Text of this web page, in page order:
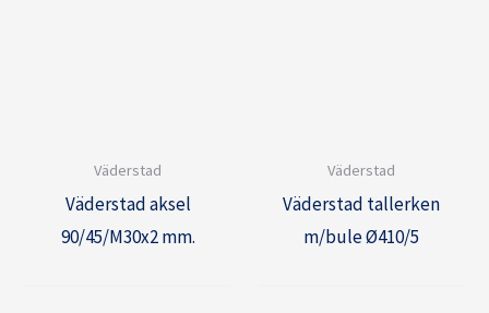
Väderstad
Väderstad aksel
90/45/M30x2 mm.
Väderstad
Väderstad tallerken
m/bule Ø410/5